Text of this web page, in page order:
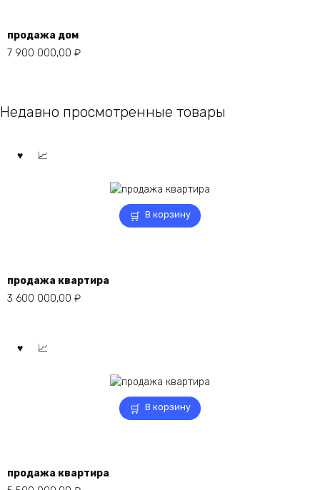
продажа дом
7 900 000,00 ₽
Недавно просмотренные товары
В корзину
продажа квартира
3 600 000,00 ₽
В корзину
продажа квартира